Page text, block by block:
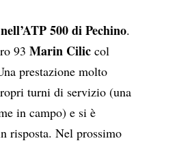
500 di Pechino.
93Marin Cilic col
prestazione molto
turni di servizio (una
in campo) e si è
risposta. Nel prossimo